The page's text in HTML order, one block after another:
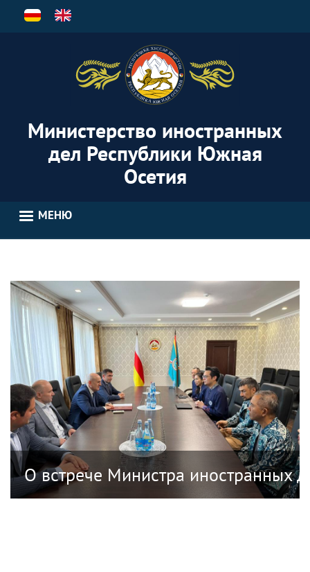
Перейти
Министерство иностранных
дел Республики Южная
Осетия
МЕНЮ
дел Республики Южная Осетия
О встрече Министра иностранных